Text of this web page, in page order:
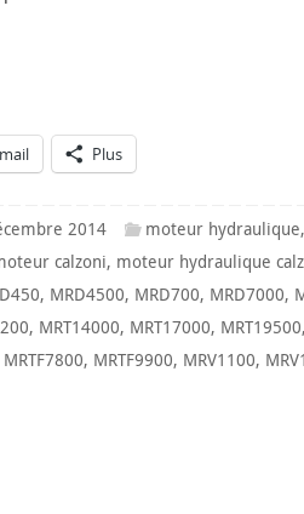
Plus
2014 moteur hydraulique,
calzoni, moteur hydraulique
, MRD4500, MRD700, MRD7000,
, MRT14000, MRT17000, MRT19500,
MRTF7800, MRTF9900, MRV1100,